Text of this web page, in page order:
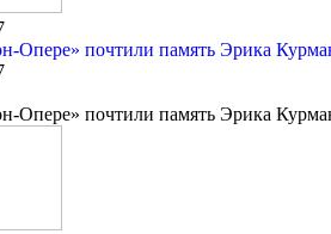
Опере» почтили память Эрика
Опере» почтили память Эрика